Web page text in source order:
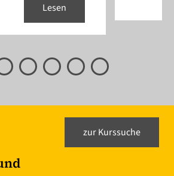
Lesen
zur Kurssuche